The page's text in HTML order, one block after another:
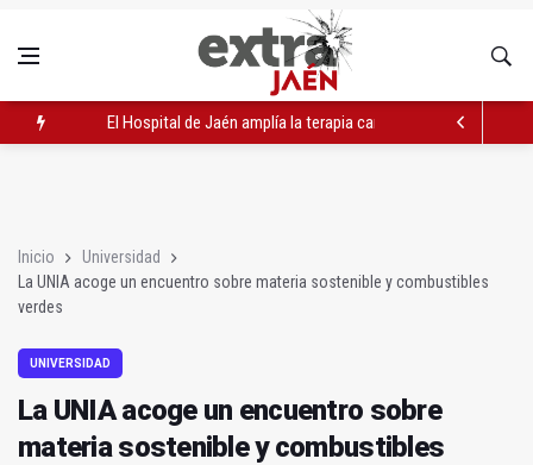
El Hospital de Jaén amplía la terapia canina a pacientes de
Inicio
Universidad
La UNIA acoge un encuentro sobre materia sostenible y combustibles
verdes
UNIVERSIDAD
La UNIA acoge un encuentro sobre
materia sostenible y combustibles